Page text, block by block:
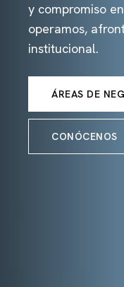
y compromiso
operamos,
institucional.
ÁREAS DE
CONÓCENOS